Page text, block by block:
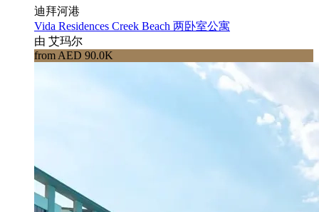
迪拜河港
Vida Residences Creek Beach 两卧室公寓
由 艾玛尔
from AED 90.0K